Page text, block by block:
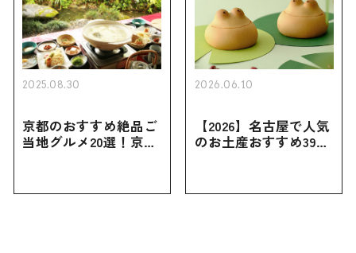
2025.08.30
京都のおすすめ絶品ご
当地グルメ20選！京都
2026.06.10
【2026】名古屋で人気
のお土産おすすめ39選
お土産・ばらまき用ま